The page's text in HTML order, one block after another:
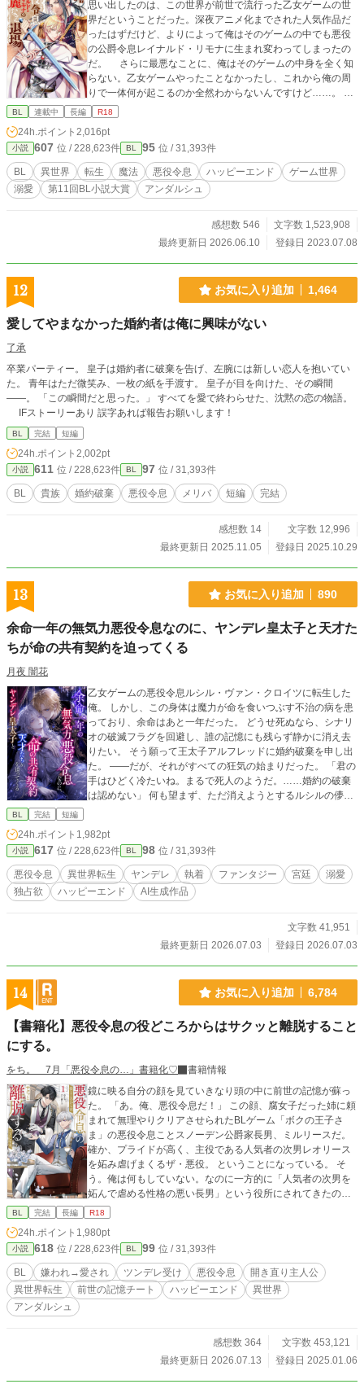
思い出したのは、この世界が前世で流行った乙女ゲームの世
界だということだった。深夜アニメ化までされた人気作品だ
ったはずだけど、よりによって俺はそのゲームの中でも悪役
の公爵令息レイナルド・リモナに生まれ変わってしまったの
だ。 さらに最悪なことに、俺はそのゲームの中身を全く知
らない。乙女ゲームやったことなかったし、これから俺の周
りで一体何が起こるのか全然わからないんですけど……。
内容は知らなくとも、一時期SNSでトレンド入りして流れて
安定の裏切り」 「約束された末路」 って……怖！ 俺何
やらかすの！？ せっかく素敵なファンタジーの世界なのに
急に将来が怖い！ 俺は世界の平和と己の平穏のために、公
爵家の次男としてのほのぼの生活を手にするべく堅実に生き
ようと固く決心した……はずだったのに気が付いたら同級生
を企てる怪しい陰謀にすっかり巻き込まれてるんですけ
ど？！ 無事約束された末路まで一直線の予感！？ いやい
の手で掴むんだ……！ 悪役になりたくない公爵令息がジタ
バタする物語。(徐々にBLです。ご注意ください) 第11回BL
にありがとうございました。(2024年11月に書籍化しました)
BL 連載中 長編 R18
24h.ポイント 2,016pt
小説 607 位 / 228,623件 BL 95 位 / 31,393件
BL 異世界 転生 魔法 悪役令息 ハッピーエンド
ゲーム世界
溺愛
第11回BL小説大賞 アンダルシュ
感想数 546
文字数 1,523,908
最終更新日 2026.06.10
登録日 2023.07.08
12 お気に入り追加 1,464
愛してやまなかった婚約者は俺に興味がない
了承
卒業パーティー。 皇子は婚約者に破棄を告げ、左腕には新しい恋人を抱いてい
た。 青年はただ微笑み、一枚の紙を手渡す。 皇子が目を向けた、その瞬間
——。 「この瞬間だと思った。」 すべてを愛で終わらせた、沈黙の恋の物語。
IFストーリーあり 誤字あれば報告お願いします！
BL 完結 短編
24h.ポイント 2,002pt
小説 611 位 / 228,623件 BL 97 位 / 31,393件
BL 貴族 婚約破棄 悪役令息 メリバ 短編 完結
感想数 14
文字数 12,996
最終更新日 2025.11.05
登録日 2025.10.29
13 お気に入り追加 890
余命一年の無気力悪役令息なのに、ヤンデレ皇太子と天才た
ちが命の共有契約を迫ってくる
月夜 闇花
乙女ゲームの悪役令息ルシル・ヴァン・クロイツに転生した
俺。 しかし、この身体は魔力が命を食いつぶす不治の病を患
っており、余命はあと一年だった。 どうせ死ぬなら、シナリ
オの破滅フラグを回避し、誰の記憶にも残らず静かに消え去
りたい。 そう願って王太子アルフレッドに婚約破棄を申し出
た。 ――だが、それがすべての狂気の始まりだった。 「君の
手はひどく冷たいね。まるで死人のようだ。……婚約の破棄
は認めない」 何も望まず、ただ消えようとするルシルの儚げ
束。 実直な騎士ガレッドの盲目的な献身。 天才魔術師ノアの
狂気的な探究。 ルシルが死の淵へ沈み込もうとしたとき、三
人は神の理に逆らう禁忌の魔術を実行する。 それは、自らの
命と魔力をルシルの身体へ直接繋ぎ止める『命の共有契約』
だった――。 「君はもう、どこへも行けない。永遠に、私た
鳥籠の中、悪役令息は息が詰まるほど甘い絶望と幸福に溺れ
ていく。 ヤンデレ執着BLファンタジー、ここに開幕。
BL 完結 短編
24h.ポイント 1,982pt
小説 617 位 / 228,623件 BL 98 位 / 31,393件
悪役令息 異世界転生 ヤンデレ 執着 ファンタジー 宮廷
溺愛
独占欲
ハッピーエンド AI生成作品
文字数 41,951
最終更新日 2026.07.03
登録日 2026.07.03
14 お気に入り追加 6,784
【書籍化】悪役令息の役どころからはサクッと離脱すること
にする。
をち。 7月「悪役令息の…」書籍化♡
書籍情報
鏡に映る自分の顔を見ていきなり頭の中に前世の記憶が蘇っ
た。 「あ。俺、悪役令息だ！」 この顔、腐女子だった姉に頼
まれて無理やりクリアさせられたBLゲーム「ボクの王子さ
ま」の悪役令息ことスノーデン公爵家長男、ミルリースだ。
確か、プライドが高く、主役である人気者の次男レオリース
を妬み虐げまくるザ・悪役。 ということになっている。 そ
う。俺は何もしていない。なのに一方的に「人気者の次男を
妬んで虐める性格の悪い長男」という役所にされてきたの
だ。 いかんせん俺はクールな美少年すぎた。 伶俐な美貌と目
しまう。疲れてため息を吐けば「気だるい怠惰な空気を滲ま
せ」ているように見え「何を思うのか、その瞳を忌々しげに
燻らせていた」となるわけだ。 何をしても妬まれる。 成績が
上がった弟に「お前も頑張ったな」と微笑みかけただけで
「首席だからと弟を見下し、蔑むような笑みを口元に浮かべ
権力を利用して裏から手を回し成績を操作している」と思わ
れている。 なんでなんだ！なんなら寝る間も惜しんで頑張っ
BL 完結 長編 R18
24h.ポイント 1,980pt
小説 618 位 / 228,623件 BL 99 位 / 31,393件
BL 嫌われ→愛され ツンデレ受け 悪役令息
開き直り主人公
異世界転生
前世の記憶チート ハッピーエンド
異世界
アンダルシュ
感想数 364
文字数 453,121
最終更新日 2026.07.13
登録日 2025.01.06